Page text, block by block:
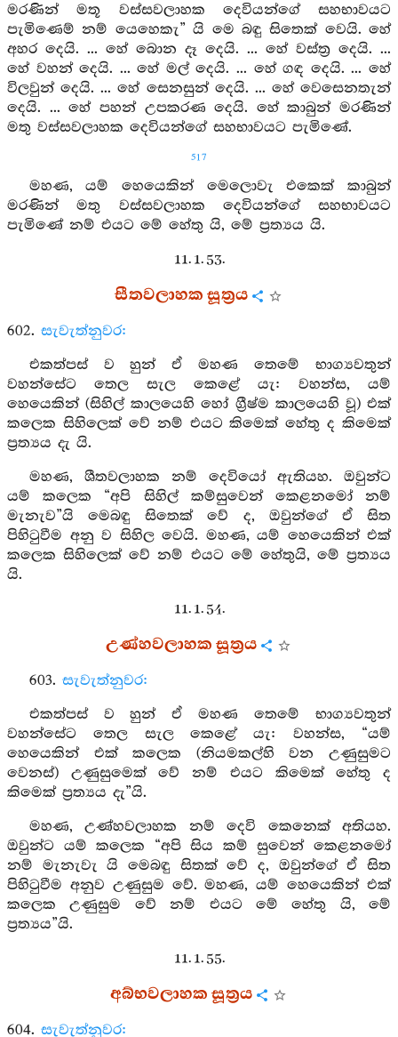
මරණින් මතූ වස්සවලාහක දෙවියන්ගේ සහභාවයට
පැමිණෙම් නම් යෙහෙකැ” යි මෙ බඳු සිතෙක් වෙයි. හේ
අහර දෙයි. ... හේ බොන දෑ දෙයි. ... හේ වස්ත්‍ර දෙයි. ...
හේ වහන් දෙයි. ... හේ මල් දෙයි. ... හේ ගඳ දෙයි. ... හේ
විලවුන් දෙයි. ... හේ සෙනසුන් දෙයි. ... හේ වෙසෙනතැන්
දෙයි. ... හේ පහන් උපකරණ දෙයි. හේ කාබුන් මරණින්
මතු වස්සවලාහක දෙවියන්ගේ සහභාවයට පැමිණේ.
517
මහණ, යම් හෙයෙකින් මෙලොවැ එකෙක් කාබුන්
මරණින් මතු වස්සවලාහක දෙවියන්ගේ සහභාවයට
පැමිණේ නම් එයට මේ හේතු යි, මේ ප්‍රත්‍යය යි.
11. 1. 53.
සීතවලාහක සූත්‍රය
602. සැවැත්නුවර:
එකත්පස් ව හුන් ඒ මහණ තෙමේ භාග්‍යවතුන්
වහන්සේට තෙල සැල කෙළේ යැ: වහන්ස, යම්
හෙයෙකින් (සිහිල් කාලයෙහි හෝ ග්‍රීෂ්ම කාලයෙහි වූ) එක්
කලෙක සිහිලෙක් වේ නම් එයට කිමෙක් හේතු ද කිමෙක්
ප්‍රත්‍යය දැ යි.
මහණ, ශීතවලාහක නම් දෙවියෝ ඇතියහ. ඔවුන්ට
යම් කලෙක “අපි සිහිල් කම්සුවෙන් කෙළනමෝ නම්
මැනැව”යි මෙබඳු සිතෙක් වේ ද, ඔවුන්ගේ ඒ සිත
පිහිටුවීම අනු ව සිහිල වෙයි. මහණ, යම් හෙයෙකින් එක්
කලෙක සිහිලෙක් වේ නම් එයට මේ හේතුයි, මේ ප්‍රත්‍යය
යි.
11. 1. 54.
උණ්හවලාහක සූත්‍රය
603. සැවැත්නුවර:
එකත්පස් ව හුන් ඒ මහණ තෙමේ භාග්‍යවතුන්
වහන්සේට තෙල සැල කෙළේ යැ: වහන්ස, “යම්
හෙයෙකින් එක් කලෙක (නියමකල්හි වන උණුසුමට
වෙනස්) උණුසුමෙක් වේ නම් එයට කිමෙක් හේතු ද
කිමෙක් ප්‍රත්‍යය දැ”යි.
මහණ, උණ්හවලාහක නම් දෙවි කෙනෙක් අතියහ.
ඔවුන්ට යම් කලෙක “අපි සිය කම් සුවෙන් කෙළනමෝ
නම් මැනැවැ යි මෙබඳු සිතක් වේ ද, ඔවුන්ගේ ඒ සිත
පිහිටුවීම අනුව උණුසුම වේ. මහණ, යම් හෙයෙකින් එක්
කලෙක උණුසුම වේ නම් එයට මේ හේතු යි, මේ
ප්‍රත්‍යය”යි.
11. 1. 55.
අබ්භවලාහක සූත්‍රය
604. සැවැත්නුවර: